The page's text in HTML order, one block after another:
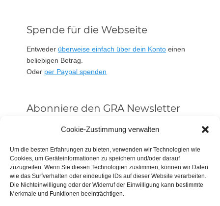
Cookie-Zustimmung verwalten
Um die besten Erfahrungen zu bieten, verwenden wir Technologien wie
Cookies, um Geräteinformationen zu speichern und/oder darauf
zuzugreifen. Wenn Sie diesen Technologien zustimmen, können wir Daten
wie das Surfverhalten oder eindeutige IDs auf dieser Website verarbeiten.
Die Nichteinwilligung oder der Widerruf der Einwilligung kann bestimmte
Merkmale und Funktionen beeinträchtigen.
Spende für die Webseite
Entweder überweise einfach über dein Konto einen
beliebigen Betrag.
Oder per Paypal spenden
Abonniere den GRA Newsletter
Vorname oder ganzer Name
Email
Alle Neuigkeiten sofort